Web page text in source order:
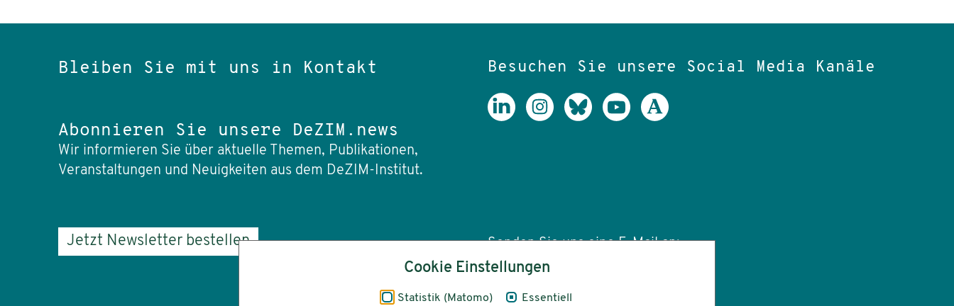
Bleiben Sie mit uns in Kontakt
Abonnieren Sie unsere DeZIM.news
Wir informieren Sie über aktuelle Themen, Publikationen,
Veranstaltungen und Neuigkeiten aus dem DeZIM-Institut.
Jetzt Newsletter bestellen
Besuchen Sie unsere Social Media Kanäle
Senden Sie uns eine E-Mail an:
info(at)dezim-institut.de
Cookie Einstellungen
Statistik (Matomo) Essentiell